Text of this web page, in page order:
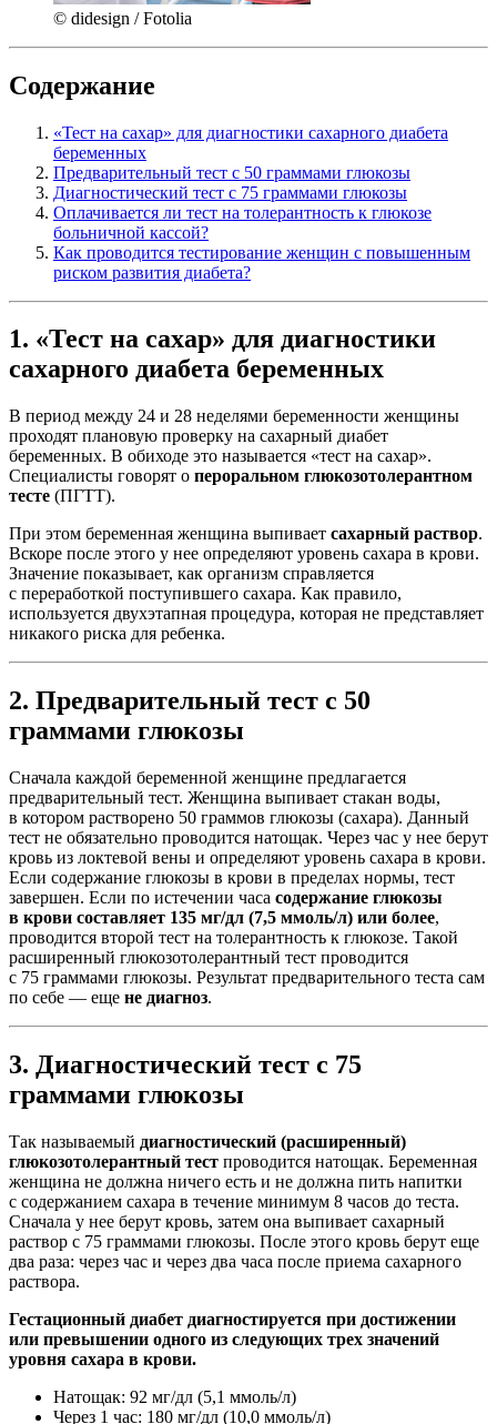
© didesign / Fotolia
Содержание
«Тест на сахар» для диагностики сахарного диабета
беременных
Предварительный тест с 50 граммами глюкозы
Диагностический тест с 75 граммами глюкозы
Оплачивается ли тест на толерантность к глюкозе
больничной кассой?
Как проводится тестирование женщин с повышенным
риском развития диабета?
1. «Тест на сахар» для диагностики
сахарного диабета беременных
В период между 24 и 28 неделями беременности женщины
проходят плановую проверку на сахарный диабет
беременных. В обиходе это называется «тест на сахар».
Специалисты говорят о пероральном глюкозотолерантном
тесте (ПГТТ).
При этом беременная женщина выпивает сахарный раствор.
Вскоре после этого у нее определяют уровень сахара в крови.
Значение показывает, как организм справляется
с переработкой поступившего сахара. Как правило,
используется двухэтапная процедура, которая не представляет
никакого риска для ребенка.
2. Предварительный тест с 50
граммами глюкозы
Сначала каждой беременной женщине предлагается
предварительный тест. Женщина выпивает стакан воды,
в котором растворено 50 граммов глюкозы (сахара). Данный
тест не обязательно проводится натощак. Через час у нее берут
кровь из локтевой вены и определяют уровень сахара в крови.
Если содержание глюкозы в крови в пределах нормы, тест
завершен. Если по истечении часа содержание глюкозы
в крови составляет 135 мг/дл (7,5 ммоль/л) или более,
проводится второй тест на толерантность к глюкозе. Такой
расширенный глюкозотолерантный тест проводится
с 75 граммами глюкозы. Результат предварительного теста сам
по себе — еще не диагноз.
3. Диагностический тест с 75
граммами глюкозы
Так называемый диагностический (расширенный)
глюкозотолерантный тест проводится натощак. Беременная
женщина не должна ничего есть и не должна пить напитки
с содержанием сахара в течение минимум 8 часов до теста.
Сначала у нее берут кровь, затем она выпивает сахарный
раствор с 75 граммами глюкозы. После этого кровь берут еще
два раза: через час и через два часа после приема сахарного
раствора.
Гестационный диабет диагностируется при достижении
или превышении одного из следующих трех значений
уровня сахара в крови.
Натощак: 92 мг/дл (5,1 ммоль/л)
Через 1 час: 180 мг/дл (10,0 ммоль/л)